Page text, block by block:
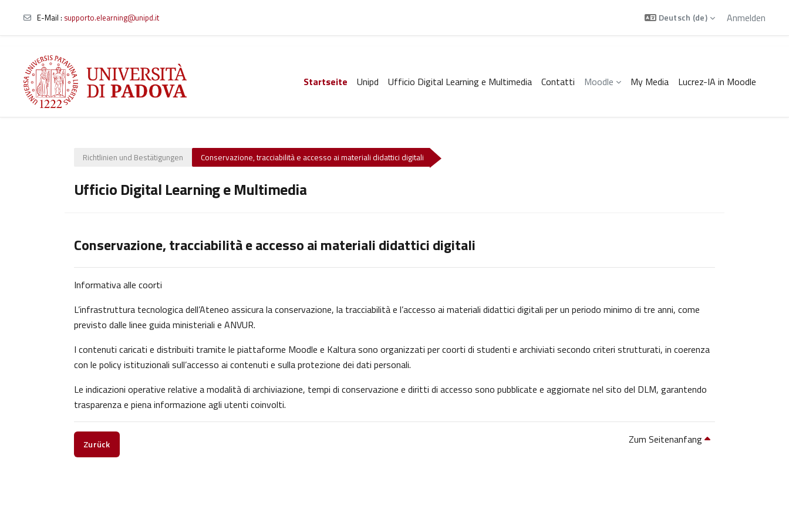
Zum Hauptinhalt
E-Mail : supporto.elearning@unipd.it Deutsch ‎(de)‎ Anmelden
Startseite Unipd Ufficio Digital Learning e Multimedia Contatti Moodle My Media Lucrez-IA in Moodle
Richtlinien und Bestätigungen Conservazione, tracciabilità e accesso ai materiali didattici digitali
Ufficio Digital Learning e Multimedia
Conservazione, tracciabilità e accesso ai materiali didattici digitali
Informativa alle coorti
L’infrastruttura tecnologica dell’Ateneo assicura la conservazione, la tracciabilità e l’accesso ai materiali didattici digitali per un periodo minimo di tre anni, come
previsto dalle linee guida ministeriali e ANVUR.
I contenuti caricati e distribuiti tramite le piattaforme Moodle e Kaltura sono organizzati per coorti di studenti e archiviati secondo criteri strutturati, in coerenza
con le policy istituzionali sull’accesso ai contenuti e sulla protezione dei dati personali.
Le indicazioni operative relative a modalità di archiviazione, tempi di conservazione e diritti di accesso sono pubblicate e aggiornate nel sito del DLM, garantendo
trasparenza e piena informazione agli utenti coinvolti.
Zurück Zum Seitenanfang